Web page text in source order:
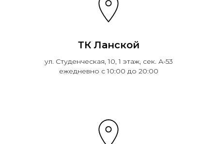
ТК Ланской
ул. Студенческая, 10, 1 этаж, сек. А-53
ежедневно с 10:00 до 20:00